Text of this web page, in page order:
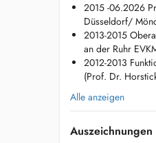
Available Services:
- Cardiovascular
- Shortness of
- Chest Pain
- Blood Pressure
- Lipidology
- Swollen Legs
- Arrhythmia
- Hormone
2015 -06.2026
Düsseldorf/
2013-2015
an der Ruhr
2012-2013
(Prof. Dr.
Alle anzeigen
Auszeichnungen